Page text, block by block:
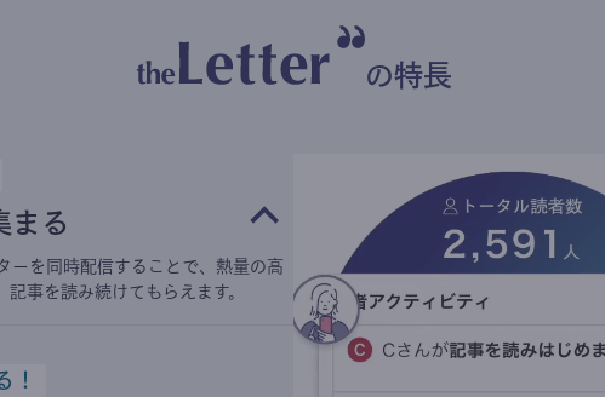
の特長
まる
ーを同時配信することで、熱量の高
記事を読み続けてもらえます。
！